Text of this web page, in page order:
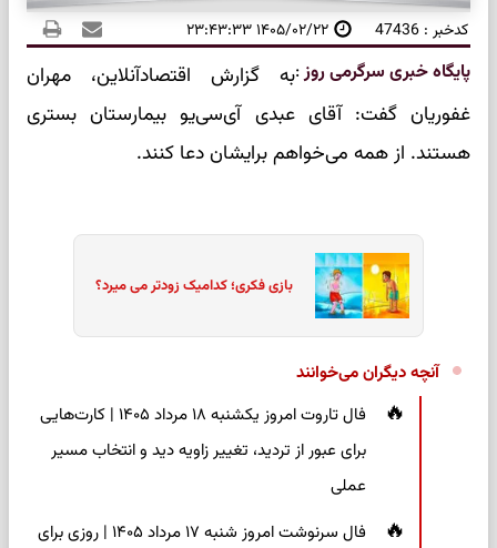
کدخبر : 47436 ۱۴۰۵/۰۲/۲۲ ۲۳:۴۳:۳۳
پایگاه خبری سرگرمی روز:به گزارش اقتصادآنلاین، مهران
غفوریان گفت: آقای عبدی آی‌سی‌یو بیمارستان بستری
هستند. از همه می‌خواهم برایشان دعا کنند.
بازی فکری؛ کدامیک زودتر می میرد؟
آنچه دیگران می‌خوانند
فال تاروت امروز یکشنبه ۱۸ مرداد ۱۴۰۵ | کارت‌هایی
برای عبور از تردید، تغییر زاویه دید و انتخاب مسیر
عملی
فال سرنوشت امروز شنبه ۱۷ مرداد ۱۴۰۵ | روزی برای